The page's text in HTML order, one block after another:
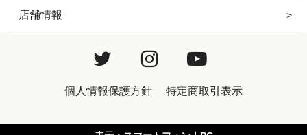
店舗情報
個人情報保護方針 特定商取引表示